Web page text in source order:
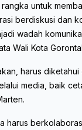
untuk
berdiskusi dan
wadah
Wali Kota
harus diketahui
media, baik
harus